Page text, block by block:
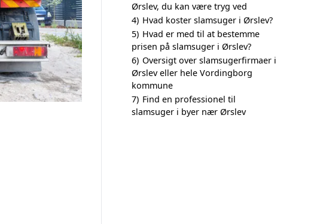
Ørslev, du kan være tryg ved
4) Hvad koster slamsuger i Ørslev?
5) Hvad er med til at bestemme
prisen på slamsuger i Ørslev?
6) Oversigt over slamsugerfirmaer i
Ørslev eller hele Vordingborg
kommune
7) Find en professionel til
slamsuger i byer nær Ørslev